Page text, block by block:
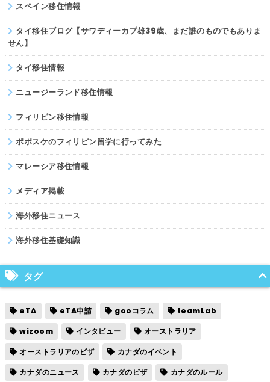
スペイン移住情報
タイ移住ブログ【サワディーカプ雄39歳、まだ誰のものでもありま
せん】
タイ移住情報
ニュージーランド移住情報
フィリピン移住情報
ポポスケのフィリピン留学に行ってみた
マレーシア移住情報
メディア掲載
海外移住ニュース
海外移住基礎知識
タグ
eTA eTA申請 gooコラム
teamLab
wizoom
インタビュー
オーストラリア
オーストラリアのビザ
カナダのイベント
カナダのニュース
カナダのビザ
カナダのルール